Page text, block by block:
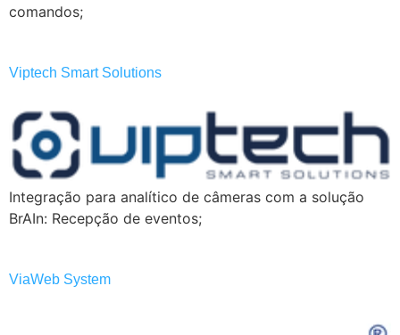
comandos;
Viptech Smart Solutions
Integração para analítico de câmeras com a solução
BrAIn: Recepção de eventos;
ViaWeb System